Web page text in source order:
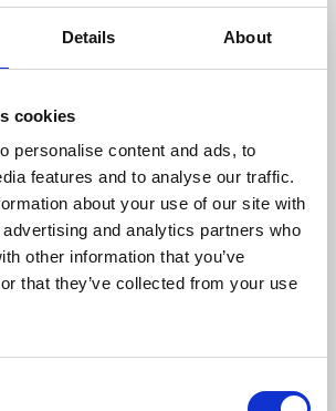
Details About
cookies
personalise content and ads, to
features and to analyse our traffic.
about your use of our site with
and analytics partners who
other information that you’ve
that they’ve collected from your use
och vall